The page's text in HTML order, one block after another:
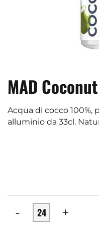
MAD
Acqua di cocco 100%,
alluminio da 33cl.
- +